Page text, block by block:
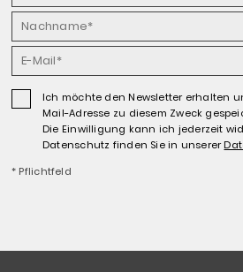
Ich möchte den Newsletter erhalten
Mail-Adresse zu diesem Zweck
Die Einwilligung kann ich jederzeit
Datenschutz finden Sie in unserer
* Pflichtfeld